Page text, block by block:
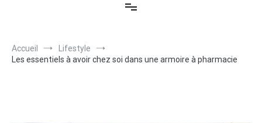
Accueil
Lifestyle
Les essentiels à avoir chez soi dans une armoire à pharmacie